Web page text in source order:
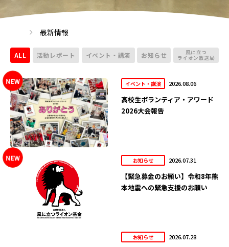
最新情報
ALL 活動レポート イベント・講演 お知らせ 風に立つ
ライオン放送局
イベント・講演 2026.08.06
高校生ボランティア・アワード
2026大会報告
お知らせ 2026.07.31
【緊急募金のお願い】令和8年熊
本地震への緊急支援のお願い
お知らせ 2026.07.28